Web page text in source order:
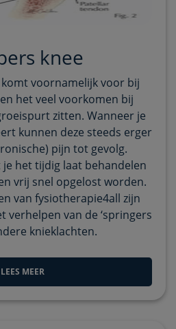
knee
voornamelijk voor bij
het veel voorkomen bij
zitten. Wanneer je
kunnen deze steeds erger
pijn tot gevolg.
het tijdig laat behandelen
vrij snel opgelost worden.
van fysiotherapie4all zijn
verhelpen van de ‘springers
knieklachten.
LEES MEER